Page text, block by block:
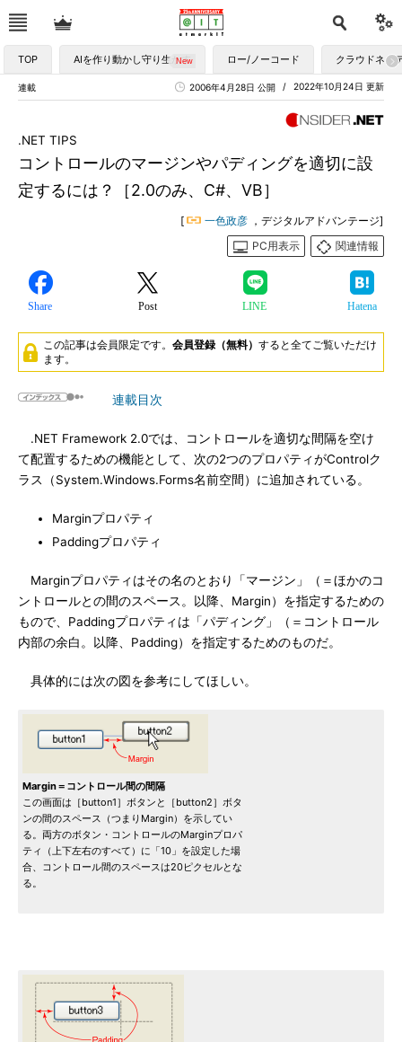
TOP AIを作り動かし守り生かす ロー/ノーコード クラウドネイ
連載 2022年10月24日 更新
2006年4月28日 公開
コントロールのマージンやパディングを適切に設
定するには？［2.0のみ、C#、VB］
.NET TIPS
[ 一色政彦 ，デジタルアドバンテージ]
PC用表示
関連情報
Share Post LINE Hatena
この記事は会員限定です。 会員登録（無料） すると全てご覧いただけ
ます。
連載目次
.NET Framework 2.0では、コントロールを適切な間隔を空け
て配置するための機能として、次の2つのプロパティがControlク
ラス（System.Windows.Forms名前空間）に追加されている。
Marginプロパティ
Paddingプロパティ
Marginプロパティはその名のとおり「マージン」（＝ほかのコ
ントロールとの間のスペース。以降、Margin）を指定するための
もので、Paddingプロパティは「パディング」（＝コントロール
内部の余白。以降、Padding）を指定するためのものだ。
具体的には次の図を参考にしてほしい。
Margin＝コントロール間の間隔
この画面は［button1］ボタンと［button2］ボタ
ンの間のスペース（つまりMargin）を示してい
る。両方のボタン・コントロールのMarginプロパ
ティ（上下左右のすべて）に「10」を設定した場
合、コントロール間のスペースは20ピクセルとな
る。